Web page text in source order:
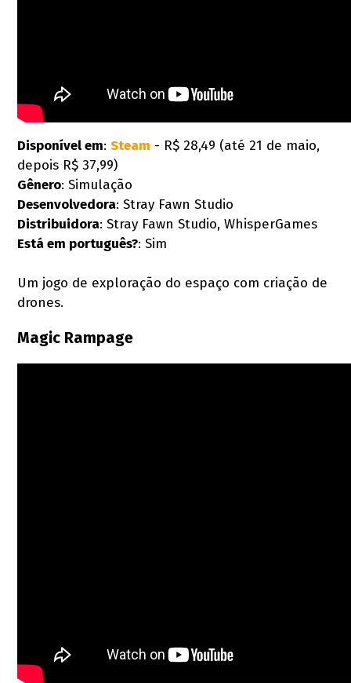
Disponível em:Steam - R$ 28,49 (até 21 de maio,
depois R$ 37,99)
Gênero: Simulação
Desenvolvedora: Stray Fawn Studio
Distribuidora: Stray Fawn Studio, WhisperGames
Está em português?: Sim
Um jogo de exploração do espaço com criação de
drones.
Magic Rampage